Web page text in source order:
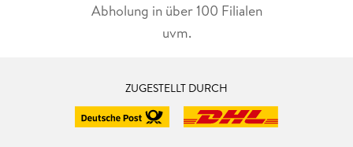
Abholung in über 100 Filialen
uvm.
ZUGESTELLT DURCH